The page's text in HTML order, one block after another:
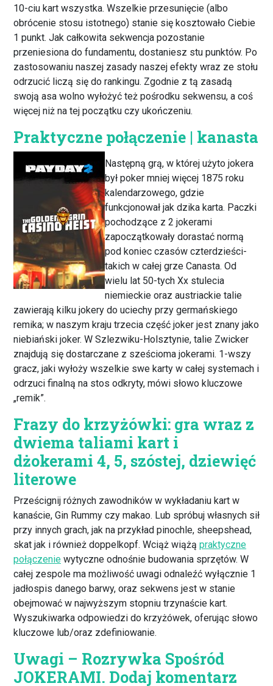
10-ciu kart wszystka. Wszelkie przesunięcie (albo
obrócenie stosu istotnego) stanie się kosztowało Ciebie
1 punkt. Jak całkowita sekwencja pozostanie
przeniesiona do fundamentu, dostaniesz stu punktów. Po
zastosowaniu naszej zasady naszej efekty wraz ze stołu
odrzucić liczą się do rankingu. Zgodnie z tą zasadą
swoją asa wolno wyłożyć też pośrodku sekwensu, a coś
więcej niż na tej początku czy ukończeniu.
Praktyczne połączenie | kanasta
Następną grą, w której użyto jokera
był poker mniej więcej 1875 roku
kalendarzowego, gdzie
funkcjonował jak dzika karta. Paczki
pochodzące z 2 jokerami
zapoczątkowały dorastać normą
pod koniec czasów czterdzieści-
takich w całej grze Canasta. Od
wielu lat 50-tych Xx stulecia
niemieckie oraz austriackie talie
zawierają kilku jokery do uciechy przy germańskiego
remika; w naszym kraju trzecia część joker jest znany jako
niebiański joker. W Szlezwiku-Holsztynie, talie Zwicker
znajdują się dostarczane z sześcioma jokerami. 1-wszy
gracz, jaki wyłoży wszelkie swe karty w całej systemach i
odrzuci finalną na stos odkryty, mówi słowo kluczowe
„remik”.
Frazy do krzyżówki: gra wraz z
dwiema taliami kart i
dżokerami 4, 5, szóstej, dziewięć
literowe
Prześcignij różnych zawodników w wykładaniu kart w
kanaście, Gin Rummy czy makao. Lub spróbuj własnych sił
przy innych grach, jak na przykład pinochle, sheepshead,
skat jak i również doppelkopf. Wciąż wiążą praktyczne
połączenie wytyczne odnośnie budowania sprzętów. W
całej zespole ma możliwość uwagi odnaleźć wyłącznie 1
jadłospis danego barwy, oraz sekwens jest w stanie
obejmować w najwyższym stopniu trzynaście kart.
Wyszukiwarka odpowiedzi do krzyżówek, oferując słowo
kluczowe lub/oraz zdefiniowanie.
Uwagi – Rozrywka Spośród
JOKERAMI. Dodaj komentarz